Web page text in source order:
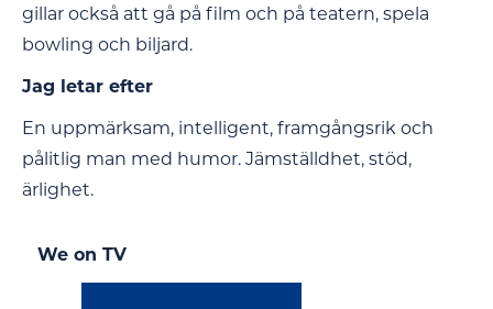
gillar också att gå på film och på teatern, spela
bowling och biljard.
Jag letar efter
En uppmärksam, intelligent, framgångsrik och
pålitlig man med humor. Jämställdhet, stöd,
ärlighet.
We on TV